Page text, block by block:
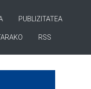
PUBLIZITATEA
RSS